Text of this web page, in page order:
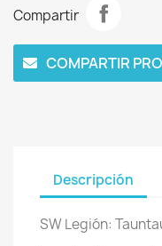
Compartir
COMPARTIR
Descripción
SW Legión: